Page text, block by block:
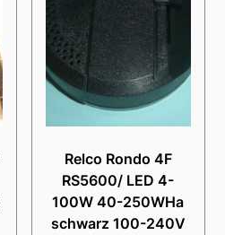
Relco Rondo 4F
RS5600/ LED 4-
100W 40-250WHa
schwarz 100-240V